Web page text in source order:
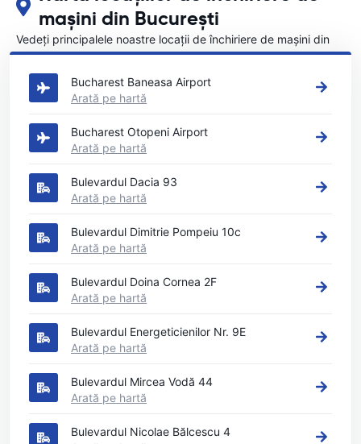
mașini din București
Vedeți principalele noastre locații de închiriere de mașini din
București
Bucharest Baneasa Airport
Arată pe hartă
Bucharest Otopeni Airport
Arată pe hartă
Bulevardul Dacia 93
Arată pe hartă
Bulevardul Dimitrie Pompeiu 10c
Arată pe hartă
Bulevardul Doina Cornea 2F
Arată pe hartă
Bulevardul Energeticienilor Nr. 9E
Arată pe hartă
Bulevardul Mircea Vodă 44
Arată pe hartă
Bulevardul Nicolae Bălcescu 4